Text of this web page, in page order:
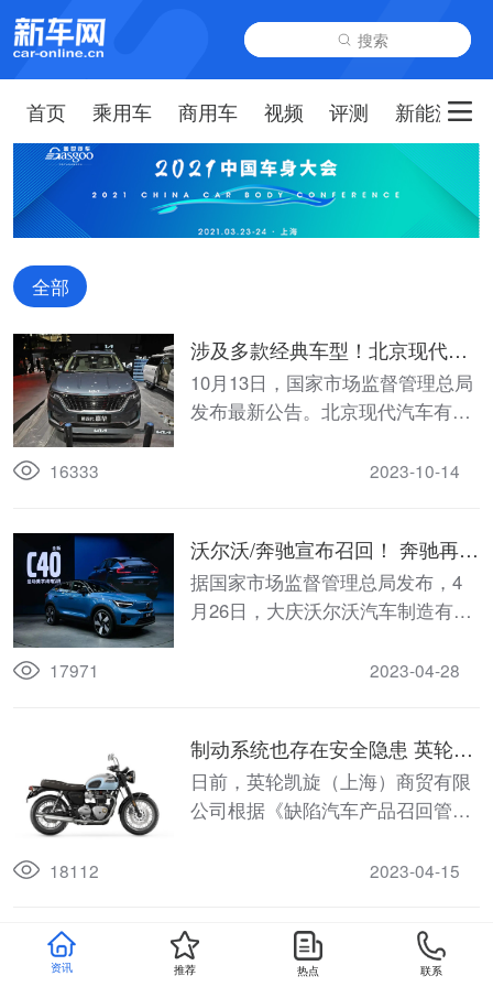
搜索
首页 乘用车 商用车 视频 评测 新能源
全部
涉及多款经典车型！北京现代和
江苏起亚启动召回
10月13日，国家市场监督管理总局
发布最新公告。北京现代汽车有限
条例》和《缺陷汽车产品召回管理
16333 2023-10-14
沃尔沃/奔驰宣布召回！ 奔驰再扩
大召回40317辆进口GLE SUV和
GLS SUV汽车
据国家市场监督管理总局发布，4
月26日，大庆沃尔沃汽车制造有限
根据《缺陷汽车产品召回管理条
监督管理总局备案了召回计划，决
定自即日起召回以下车辆，共计
2158辆。
17971 2023-04-28
制动系统也存在安全隐患 英轮凯
旋（上海）召回214辆进口
BONNEVILLE T120型摩托车
日前，英轮凯旋（上海）商贸有限
公司根据《缺陷汽车产品召回管理
条例实施办法》的要求，向国家市
18112 2023-04-15
制动系统存在安全隐患 五羊-本田
摩托（广州）有限公司召回
日前，五羊-本田摩托（广州）有限
资讯 推荐 热点 联系